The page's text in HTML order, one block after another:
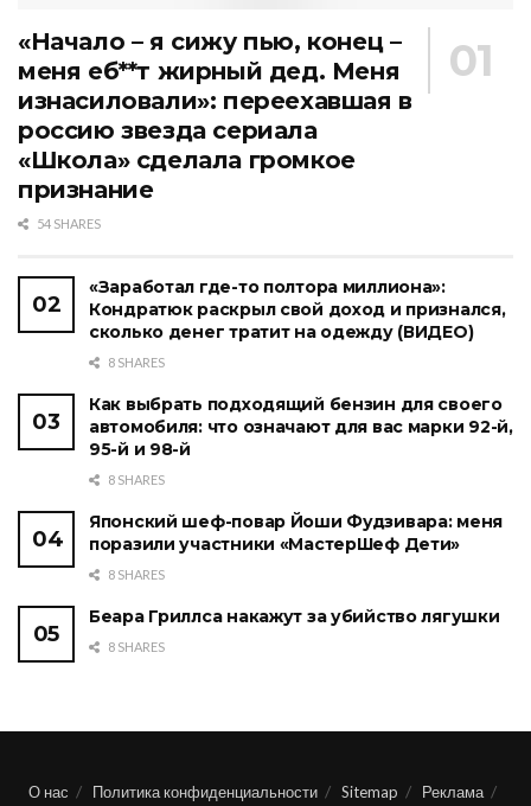
«Начало – я сижу пью, конец –
меня еб**т жирный дед. Меня
изнасиловали»: переехавшая в
россию звезда сериала
«Школа» сделала громкое
признание
54 SHARES
«Заработал где-то полтора миллиона»:
Кондратюк раскрыл свой доход и признался,
сколько денег тратит на одежду (ВИДЕО)
8 SHARES
Как выбрать подходящий бензин для своего
автомобиля: что означают для вас марки 92-й,
95-й и 98-й
8 SHARES
Японский шеф-повар Йоши Фудзивара: меня
поразили участники «МастерШеф Дети»
8 SHARES
Беара Гриллса накажут за убийство лягушки
8 SHARES
О нас Политика конфиденциальности Sitemap
Реклама